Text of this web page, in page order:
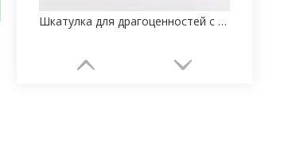
Шкатулка для драгоценностей с дверью